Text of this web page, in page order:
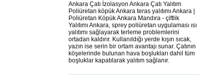
Ankara Çatı İzolasyon Ankara Çatı Yalıtım
Poliüretan köpük Ankara teras yalıtımı Ankara |
Poliüretan Köpük Ankara Mandıra - çiftlik
Yalıtımı Ankara, sprey poliüretan uygulaması ısı
yalıtımı sağlayarak terleme problemlerini
ortadan kaldırır. Kullanıldığı yerde kışın sıcak,
yazın ise serin bir ortam avantajı sunar. Çatının
köşelerinde bulunan hava boşlukları dahil tüm
boşluklar kapatılarak yalıtım sağlanır.